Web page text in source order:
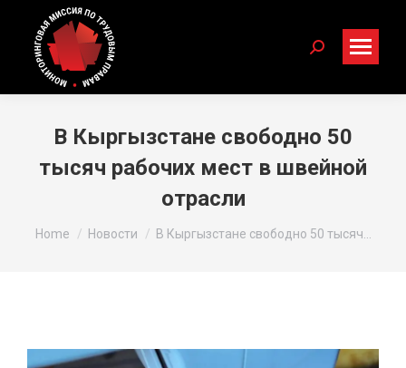
Search:
В Кыргызстане свободно 50
тысяч рабочих мест в швейной
отрасли
You are here:
Home Новости В Кыргызстане свободно 50 тысяч…